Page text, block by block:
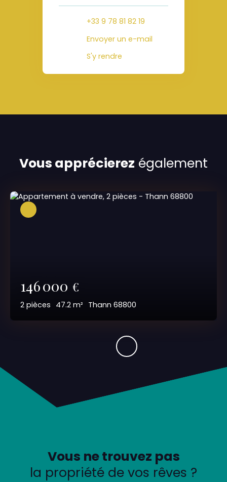
+33 9 78 81 82 19
Envoyer un e-mail
S'y rendre
Vous apprécierez également
146 000 €
2 pièces 47.2 m² Thann 68800
Vous ne trouvez pas
la propriété de vos rêves ?